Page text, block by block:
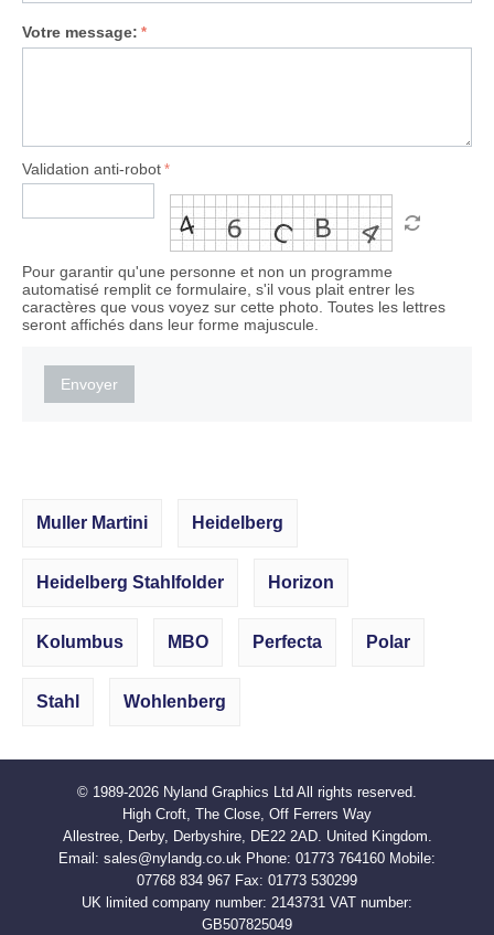
Votre message:
Validation anti-robot
Pour garantir qu'une personne et non un programme
automatisé remplit ce formulaire, s'il vous plait entrer les
caractères que vous voyez sur cette photo. Toutes les lettres
seront affichés dans leur forme majuscule.
Envoyer
Muller Martini Heidelberg
Heidelberg Stahlfolder Horizon
Kolumbus MBO Perfecta Polar
Stahl Wohlenberg
© 1989-2026 Nyland Graphics Ltd All rights reserved.
High Croft, The Close, Off Ferrers Way
Allestree, Derby, Derbyshire, DE22 2AD. United Kingdom.
Email: sales@nylandg.co.uk Phone: 01773 764160 Mobile:
07768 834 967 Fax: 01773 530299
UK limited company number: 2143731 VAT number:
GB507825049